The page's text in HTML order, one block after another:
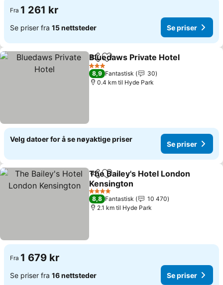
Fra 1 261 kr
Se priser fra 15 nettsteder Se priser
Del Legg til i favoritter
Bluedaws Private Hotel
3 Stjerner
8,9 Fantastisk
30
0.4 km til Hyde Park
Velg datoer for å se nøyaktige priser
Se priser
Del Legg til i favoritter
The Bailey's Hotel London
Kensington
Se priser
4 Stjerner
8,8 Fantastisk
10 470
2.1 km til Hyde Park
Fra 1 679 kr
Se priser fra 16 nettsteder Se priser